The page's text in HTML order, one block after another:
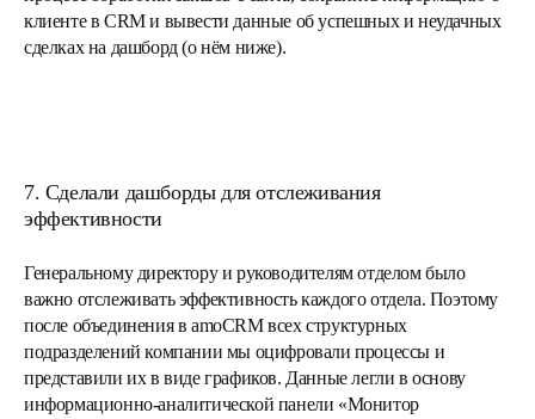
клиенте в CRM и вывести данные об успешных и неудачных
сделках на дашборд (о нём ниже).
7. Сделали дашборды для отслеживания
эффективности
Генеральному директору и руководителям отделом было
важно отслеживать эффективность каждого отдела. Поэтому
после объединения в amoCRM всех структурных
подразделений компании мы оцифровали процессы и
представили их в виде графиков. Данные легли в основу
информационно-аналитической панели «Монитор